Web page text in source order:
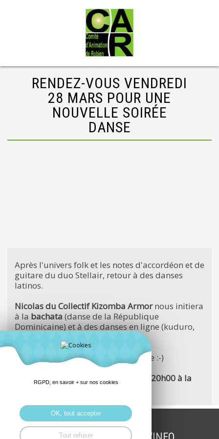
RENDEZ-VOUS VENDREDI
28 MARS POUR UNE
NOUVELLE SOIRÉE
DANSE
Après l'univers folk et les notes d'accordéon et de
guitare du duo Stellair, retour à des danses
latinos.
Nicolas du Collectif Kizomba Armornous initiera
à la bachata (danse de la République
Dominicaine) et à des danses en ligne (kuduro,
Ambiance ensoleillée en perspective :-)
Rendez-vous le vendredi 28 mars à 20h00 à la
maison de quartier. (5€ la séance)
RGPD, en savoir + sur nos cookies
OK, tout accepter
Tout refuser